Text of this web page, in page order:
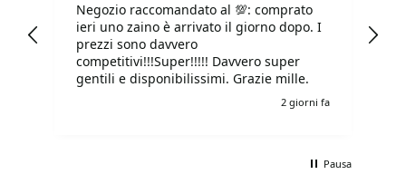
Negozio raccomandato al 💯: comprato
ieri uno zaino è arrivato il giorno dopo. I
prezzi sono davvero
competitivi!!!Super!!!!! Davvero super
gentili e disponibilissimi. Grazie mille.
2 giorni fa
Pausa